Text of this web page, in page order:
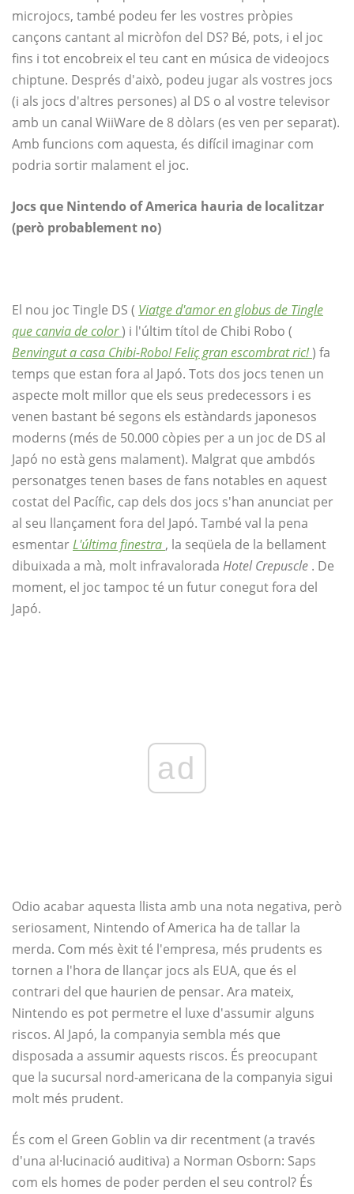
microjocs, també podeu fer les vostres pròpies
cançons cantant al micròfon del DS? Bé, pots, i el joc
fins i tot encobreix el teu cant en música de videojocs
chiptune. Després d'això, podeu jugar als vostres jocs
(i als jocs d'altres persones) al DS o al vostre televisor
amb un canal WiiWare de 8 dòlars (es ven per separat).
Amb funcions com aquesta, és difícil imaginar com
podria sortir malament el joc.
Jocs que Nintendo of America hauria de localitzar
(però probablement no)
El nou joc Tingle DS ( Viatge d'amor en globus de Tingle
que canvia de color) i l'últim títol de Chibi Robo (
Benvingut a casa Chibi-Robo! Feliç gran escombrat ric!) fa
temps que estan fora al Japó. Tots dos jocs tenen un
aspecte molt millor que els seus predecessors i es
venen bastant bé segons els estàndards japonesos
moderns (més de 50.000 còpies per a un joc de DS al
Japó no està gens malament). Malgrat que ambdós
personatges tenen bases de fans notables en aquest
costat del Pacífic, cap dels dos jocs s'han anunciat per
al seu llançament fora del Japó. També val la pena
esmentarL'última finestra , la seqüela de la bellament
dibuixada a mà, molt infravalorada Hotel Crepuscle . De
moment, el joc tampoc té un futur conegut fora del
Japó.
ad
Odio acabar aquesta llista amb una nota negativa, però
seriosament, Nintendo of America ha de tallar la
merda. Com més èxit té l'empresa, més prudents es
tornen a l'hora de llançar jocs als EUA, que és el
contrari del que haurien de pensar. Ara mateix,
Nintendo es pot permetre el luxe d'assumir alguns
riscos. Al Japó, la companyia sembla més que
disposada a assumir aquests riscos. És preocupant
que la sucursal nord-americana de la companyia sigui
molt més prudent.
És com el Green Goblin va dir recentment (a través
d'una al·lucinació auditiva) a Norman Osborn: Saps
com els homes de poder perden el seu control? És